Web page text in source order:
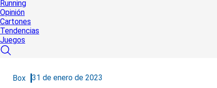
Running
Opinión
Cartones
Tendencias
Juegos
Box 31 de enero de 2023